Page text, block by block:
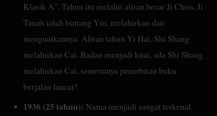
Klasik A". Tahun itu melalui aliran besar Ji Chou, Ji
Tanah ialah bintang Yin, melahirkan dan
menguatkannya. Aliran tahun Yi Hai, Shi Shang
melahirkan Cai. Badan menjadi kuat, ada Shi Shang
melahirkan Cai, semestinya penerbitan buku
berjalan lancar!
1936 (25 tahun): Nama menjadi sangat terkenal.